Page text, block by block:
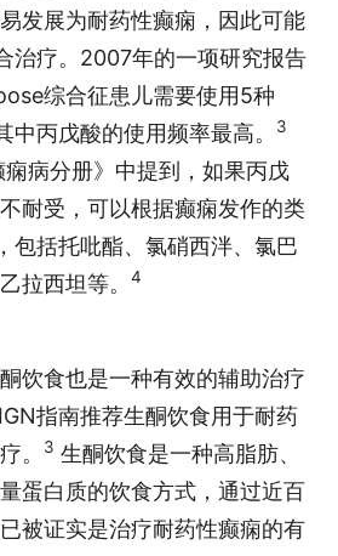
发展为耐药性癫痫，因此可能
治疗。2007年的一项研究报告
综合征患儿需要使用5种
中丙戊酸的使用频率最高。
3
痫病分册》中提到，如果丙戊
耐受，可以根据癫痫发作的类
包括托吡酯、氯硝西泮、氯巴
拉西坦等。
4
饮食也是一种有效的辅助治疗
指南推荐生酮饮食用于耐药
。
3 生酮饮食是一种高脂肪、
蛋白质的饮食方式，通过近百
被证实是治疗耐药性癫痫的有